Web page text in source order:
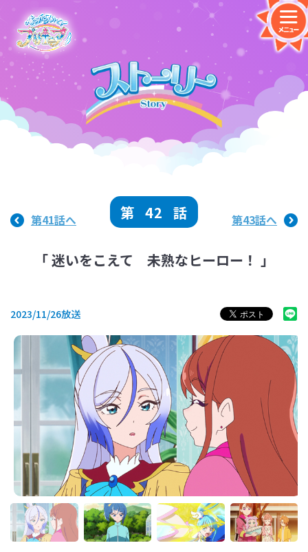
第 42 話
第41話へ 第43話へ
「 迷いをこえて 未熟なヒーロー！ 」
2023/11/26放送